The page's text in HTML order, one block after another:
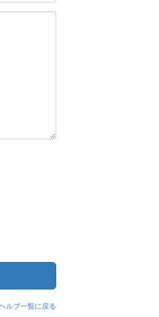
ルプ一覧に戻る